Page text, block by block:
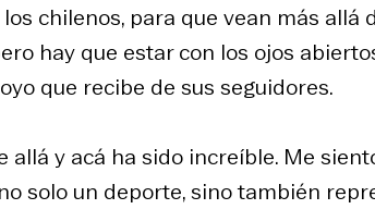
chilenos, para que vean más allá
hay que estar con los ojos
que recibe de sus seguidores.
allá y acá ha sido increíble. Me
solo un deporte, sino también